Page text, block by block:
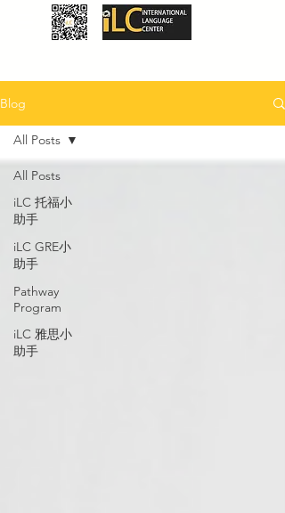
Blog
All Posts
iLC 托福小
助手
iLC GRE小
助手
Pathway
Program
iLC 雅思小
助手
All Posts